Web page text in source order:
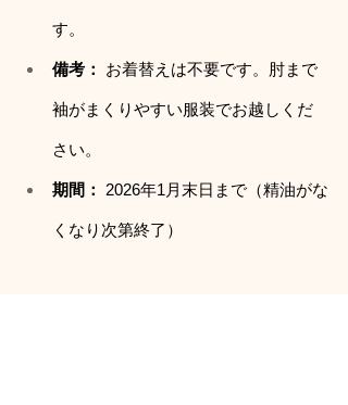
す。
備考： お着替えは不要です。肘まで
袖がまくりやすい服装でお越しくだ
さい。
期間： 2026年1月末日まで（精油がな
くなり次第終了）